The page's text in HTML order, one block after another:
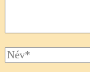
Full
Name